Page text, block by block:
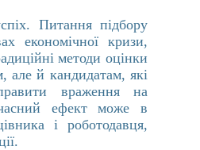
Питання підбору
економічної кризи,
методи оцінки
але й кандидатам, які
враження на
ефект може в
і роботодавця,